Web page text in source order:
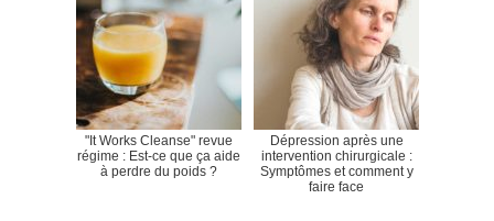
"It Works Cleanse" revue
régime : Est-ce que ça aide
à perdre du poids ?
Dépression après une
intervention chirurgicale :
Symptômes et comment y
faire face